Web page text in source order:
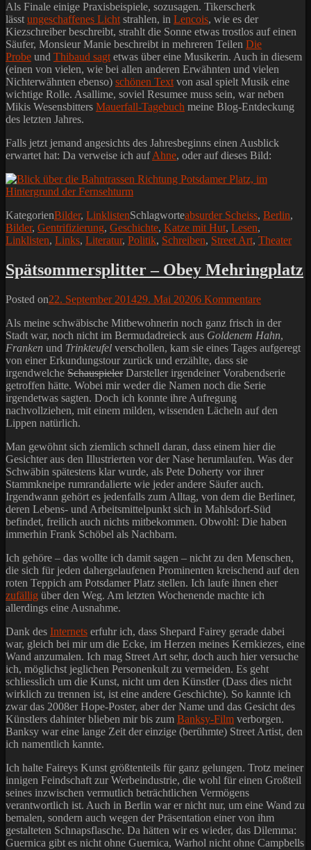
Als Finale einige Praxisbeispiele, sozusagen. Tikerscherk
lässt ungeschaffenes Licht strahlen, in Lencois, wie es der
Kiezschreiber beschreibt, strahlt die Sonne etwas trostlos auf einen
Säufer, Monsieur Manie beschreibt in mehreren Teilen Die
Probe und Thibaud sagt etwas über eine Musikerin. Auch in diesem
(einen von vielen, wie bei allen anderen Erwähnten und vielen
Nichterwähnten ebenso) schönen Text von asal spielt Musik eine
wichtige Rolle. Asallime, soviel Resumee muss sein, war neben
Mikis Wesensbitters Mauerfall-Tagebuch meine Blog-Entdeckung
des letzten Jahres.
Falls jetzt jemand angesichts des Jahresbeginns einen Ausblick
erwartet hat: Da verweise ich aufAhne, oder auf dieses Bild:
KategorienBilder, LinklistenSchlagworteabsurder Scheiss, Berlin,
Bilder, Gentrifizierung, Geschichte, Katze mit Hut, Lesen,
Linklisten, Links, Literatur, Politik, Schreiben, Street Art, Theater
Spätsommersplitter – Obey Mehringplatz
Posted on22. September 201429. Mai 20206 Kommentare
Als meine schwäbische Mitbewohnerin noch ganz frisch in der
Stadt war, noch nicht im Bermudadreieck aus Goldenem Hahn,
Franken und Trinkteufel verschollen, kam sie eines Tages aufgeregt
von einer Erkundungstour zurück und erzählte, dass sie
irgendwelche SchauspielerDarsteller irgendeiner Vorabendserie
getroffen hätte. Wobei mir weder die Namen noch die Serie
irgendetwas sagten. Doch ich konnte ihre Aufregung
nachvollziehen, mit einem milden, wissenden Lächeln auf den
Lippen natürlich.
Man gewöhnt sich ziemlich schnell daran, dass einem hier die
Gesichter aus den Illustrierten vor der Nase herumlaufen. Was der
Schwäbin spätestens klar wurde, als Pete Doherty vor ihrer
Stammkneipe rumrandalierte wie jeder andere Säufer auch.
Irgendwann gehört es jedenfalls zum Alltag, von dem die Berliner,
deren Lebens- und Arbeitsmittelpunkt sich in Mahlsdorf-Süd
befindet, freilich auch nichts mitbekommen. Obwohl: Die haben
immerhin Frank Schöbel als Nachbarn.
Ich gehöre – das wollte ich damit sagen – nicht zu den Menschen,
die sich für jeden dahergelaufenen Prominenten kreischend auf den
roten Teppich am Potsdamer Platz stellen. Ich laufe ihnen eher
zufällig über den Weg. Am letzten Wochenende machte ich
allerdings eine Ausnahme.
Dank des Internets erfuhr ich, dass Shepard Fairey gerade dabei
war, gleich bei mir um die Ecke, im Herzen meines Kernkiezes, eine
Wand anzumalen. Ich mag Street Art sehr, doch auch hier versuche
ich, möglichst jeglichen Personenkult zu vermeiden. Es geht
schliesslich um die Kunst, nicht um den Künstler (Dass dies nicht
wirklich zu trennen ist, ist eine andere Geschichte). So kannte ich
zwar das 2008er Hope-Poster, aber der Name und das Gesicht des
Künstlers dahinter blieben mir bis zum Banksy-Film verborgen.
Banksy war eine lange Zeit der einzige (berühmte) Street Artist, den
ich namentlich kannte.
Ich halte Faireys Kunst größtenteils für ganz gelungen. Trotz meiner
innigen Feindschaft zur Werbeindustrie, die wohl für einen Großteil
seines inzwischen vermutlich beträchtlichen Vermögens
verantwortlich ist. Auch in Berlin war er nicht nur, um eine Wand zu
bemalen, sondern auch wegen der Präsentation einer von ihm
gestalteten Schnapsflasche. Da hätten wir es wieder, das Dilemma:
Guernica gibt es nicht ohne Guernica, Warhol nicht ohne Campbells